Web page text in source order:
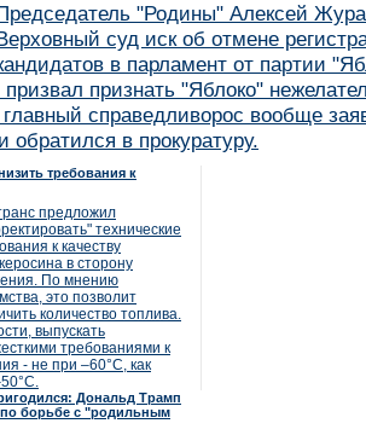
"Родины" Алексей
суд иск об отмене
в парламент от партии
признать "Яблоко"
справедливорос вообще
обратился в прокуратуру.
требования к
предложил
технические
к качеству
в сторону
По мнению
это позволит
количество топлива.
выпускать
требованиями к
- не при –60°C, как
Дональд Трамп
борьбе с "родильным